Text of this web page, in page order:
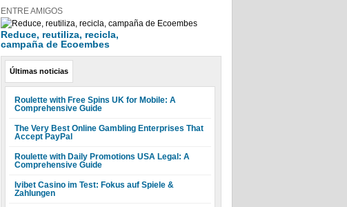
ENTRE AMIGOS
Reduce, reutiliza, recicla,
campaña de Ecoembes
Últimas noticias
Roulette with Free Spins UK for Mobile: A
Comprehensive Guide
The Very Best Online Gambling Enterprises That
Accept PayPal
Roulette with Daily Promotions USA Legal: A
Comprehensive Guide
Ivibet Casino im Test: Fokus auf Spiele &
Zahlungen